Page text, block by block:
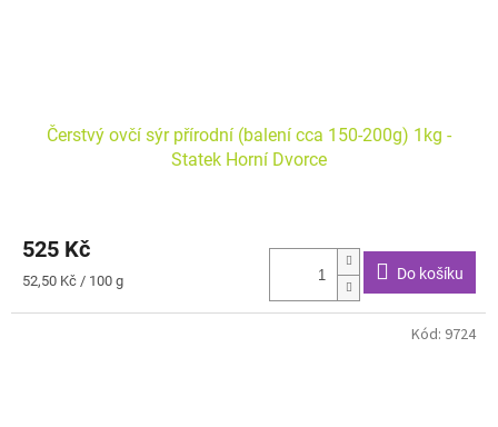
Čerstvý ovčí sýr přírodní (balení cca 150-200g) 1kg -
Statek Horní Dvorce
525 Kč
Měrná
52,50 Kč / 100 g Do košíku
Kód: 9724